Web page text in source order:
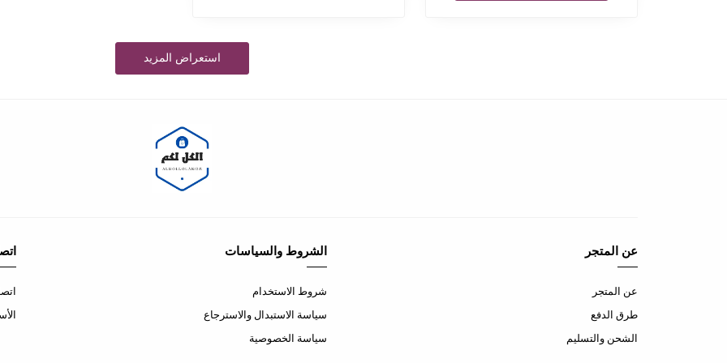
استعراض المزيد
عن المتجر
عن المتجر
طرق الدفع
الشحن والتسليم
الشروط والسياسات
شروط الاستخدام
سياسة الاستبدال والاسترجاع
سياسة الخصوصية